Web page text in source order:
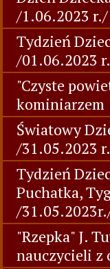
/1.06.2023 r./
Tydzień
/01.06.2023
"Czyste
kominiarzem
Światowy
/31.05.2023
Tydzień
Puchatka,
/
"Rzepka" J.
nauczycieli z